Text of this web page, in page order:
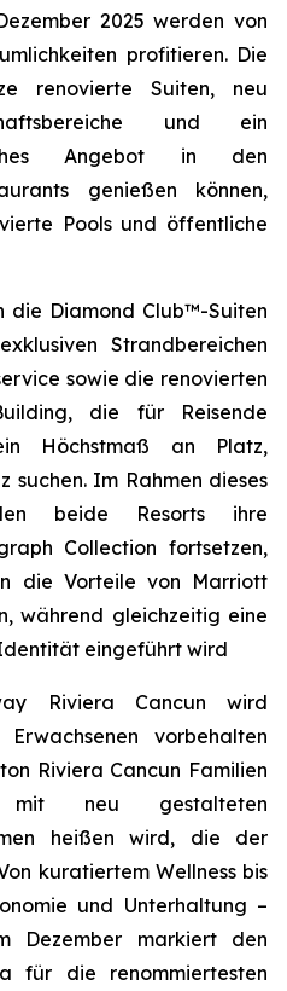
2025 werden von
profitieren. Die
renovierte Suiten, neu
und ein
Angebot in den
genießen können,
Pools und öffentliche
die Diamond Club™-Suiten
Strandbereichen
sowie die renovierten
die für Reisende
Höchstmaß an Platz,
suchen. Im Rahmen dieses
beide Resorts ihre
Collection fortsetzen,
die Vorteile von Marriott
während gleichzeitig eine
eingeführt wird
Riviera Cancun wird
vorbehalten
Riviera Cancun Familien
mit neu gestalteten
heißen wird, die der
kuratiertem Wellness bis
und Unterhaltung –
Dezember markiert den
für die renommiertesten